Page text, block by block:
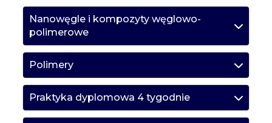
Nanowęgle i kompozyty węglowo-
polimerowe
Polimery
Praktyka dyplomowa 4 tygodnie